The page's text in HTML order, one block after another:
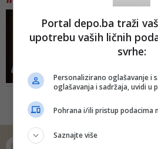
Portal depo.ba traži
upotrebu vaših ličnih
svrhe:
Personalizirano oglašavanje i
oglašavanja i sadržaja, uvidi u
Pohrana i/ili pristup podacima
Saznajte više